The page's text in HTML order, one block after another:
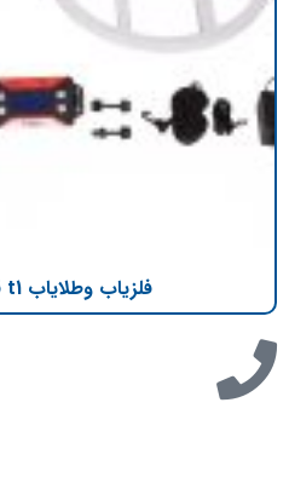
فلزیاب وطلایاب t1 قیمت 388دلار